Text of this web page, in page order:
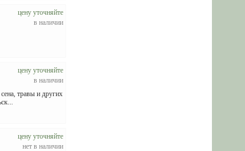
цену уточняйте
в наличии
цену уточняйте
в наличии
травы и других
цену уточняйте
нет в наличии